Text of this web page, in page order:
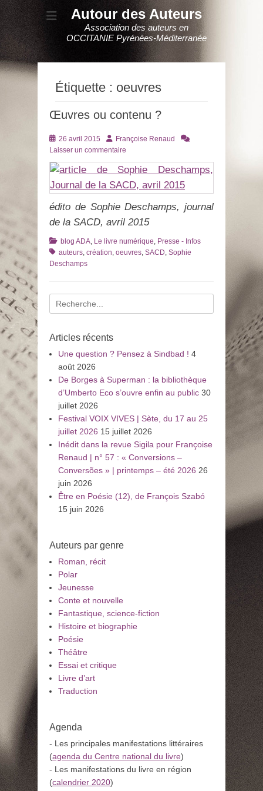
Autour des Auteurs
Association des auteurs en
OCCITANIE Pyrénées-Méditerranée
Étiquette : oeuvres
Œuvres ou contenu ?
Posté
le
26 avril 2015 AuteurFrançoise Renaud
Laisser un commentaire
édito de Sophie Deschamps, journal
de la SACD, avril 2015
Catégories
blog ADA, Le livre numérique, Presse - Infos
auteurs, création, oeuvres, SACD, Sophie
Deschamps
Recherche
pour
Articles récents
Une question ? Pensez à Sindbad ! 4
août 2026
De Borges à Superman : la bibliothèque
d’Umberto Eco s’ouvre enfin au public 30
juillet 2026
Festival VOIX VIVES | Sète, du 17 au 25
juillet 2026 15 juillet 2026
Inédit dans la revue Sigila pour Françoise
Renaud | n° 57 : « Conversions –
Conversões » | printemps – été 2026 26
juin 2026
Être en Poésie (12), de François Szabó
15 juin 2026
Auteurs par genre
Roman, récit
Polar
Jeunesse
Conte et nouvelle
Fantastique, science-fiction
Histoire et biographie
Poésie
Théâtre
Essai et critique
Livre d’art
Traduction
Agenda
- Les principales manifestations littéraires
(agenda du Centre national du livre)
- Les manifestations du livre en région
(calendrier 2020)